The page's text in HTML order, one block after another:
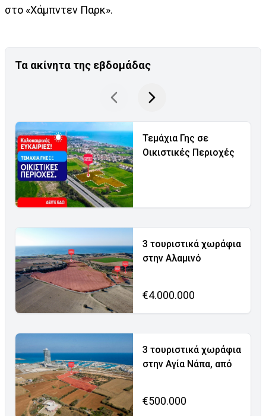
στο «Χάμπντεν Παρκ».
Τα ακίνητα της εβδομάδας
Τεμάχια Γης σε
Οικιστικές Περιοχές
3 τουριστικά χωράφια
στην Αλαμινό
€4.000.000
3 τουριστικά χωράφια
στην Αγία Νάπα, από
€500.000